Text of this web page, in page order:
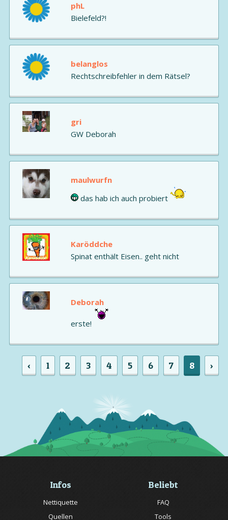
phL
Bielefeld?!
belanglos
Rechtschreibfehler in dem Rätsel?
gri
GW Deborah
maulwurfn
das hab ich auch probiert
Karöddche
Spinat enthält Eisen.. geht nicht
Deborah
erste!
‹ 1 2 3 4 5 6 7 8 ›
Infos
Nettiquette
Quellen
Beliebt
FAQ
Tools